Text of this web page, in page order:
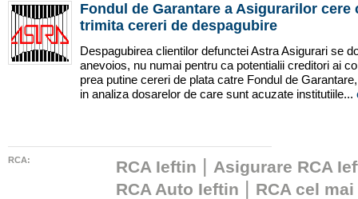
Fondul de Garantare a Asigurarilor
trimita cereri de despagubire
Despagubirea clientilor defunctei Astra Asigurari se
anevoios, nu numai pentru ca potentialii creditori ai
prea putine cereri de plata catre Fondul de
in analiza dosarelor de care sunt acuzate institutiile...
RCA: RCA Ieftin
Asigurare RCA
RCA Auto Ieftin
RCA cel